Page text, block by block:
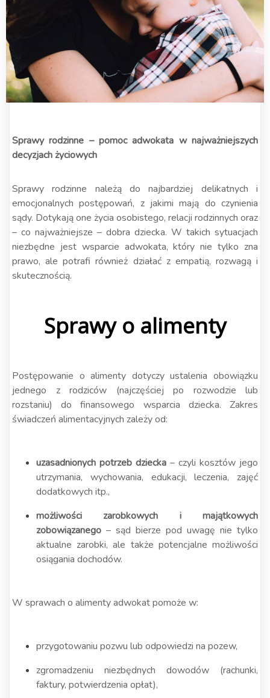
Sprawy rodzinne – pomoc adwokata w najważniejszych
decyzjach życiowych
Sprawy rodzinne należą do najbardziej delikatnych i
emocjonalnych postępowań, z jakimi mają do czynienia
sądy. Dotykają one życia osobistego, relacji rodzinnych oraz
– co najważniejsze – dobra dziecka. W takich sytuacjach
niezbędne jest wsparcie adwokata, który nie tylko zna
prawo, ale potrafi również działać z empatią, rozwagą i
skutecznością.
Sprawy o alimenty
Postępowanie o alimenty dotyczy ustalenia obowiązku
jednego z rodziców (najczęściej po rozwodzie lub
rozstaniu) do finansowego wsparcia dziecka. Zakres
świadczeń alimentacyjnych zależy od:
uzasadnionych potrzeb dziecka – czyli kosztów jego
utrzymania, wychowania, edukacji, leczenia, zajęć
dodatkowych itp.,
możliwości zarobkowych i majątkowych
zobowiązanego – sąd bierze pod uwagę nie tylko
aktualne zarobki, ale także potencjalne możliwości
osiągania dochodów.
W sprawach o alimenty adwokat pomoże w:
przygotowaniu pozwu lub odpowiedzi na pozew,
zgromadzeniu niezbędnych dowodów (rachunki,
faktury, potwierdzenia opłat),